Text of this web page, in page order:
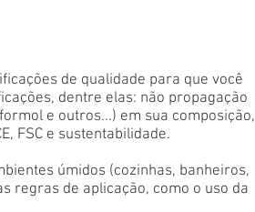
de qualidade para que você
dentre elas: não propagação
e outros...) em sua composição,
FSC e sustentabilidade.
úmidos (cozinhas, banheiros,
regras de aplicação, como o uso da